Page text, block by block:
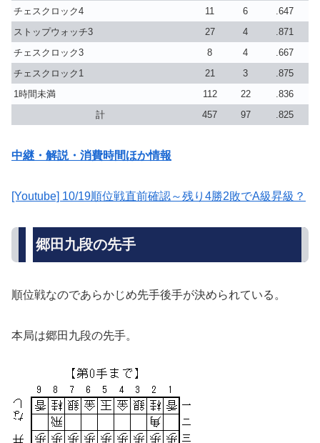
チェスクロック4
11 6
.647
ストップウォッチ3
27 4
.871
チェスクロック3
8 4
.667
チェスクロック1
21 3
.875
1時間未満
112 22
.836
計
457 97 .825
中継・解説・消費時間ほか情報
[Youtube] 10/19順位戦直前確認～残り4勝2敗でA級昇級？
郷田九段の先手
順位戦なのであらかじめ先手後手が決められている。
本局は郷田九段の先手。